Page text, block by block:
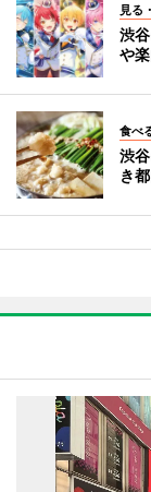
見る
渋
や
食べ
渋
き